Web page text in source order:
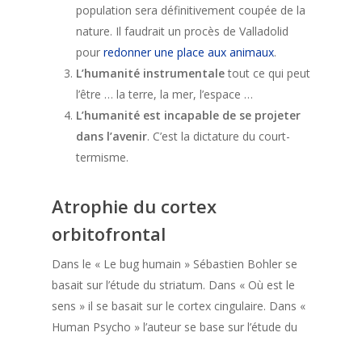
population sera définitivement coupée de la
nature. Il faudrait un procès de Valladolid
pour redonner une place aux animaux.
L’humanité instrumentaletout ce qui peut
l’être … la terre, la mer, l’espace …
L’humanité est incapable de se projeter
dans l’avenir. C’est la dictature du court-
termisme.
Atrophie du cortex
orbitofrontal
Dans le « Le bug humain » Sébastien Bohler se
basait sur l’étude du striatum. Dans « Où est le
sens » il se basait sur le cortex cingulaire. Dans «
Human Psycho » l’auteur se base sur l’étude du